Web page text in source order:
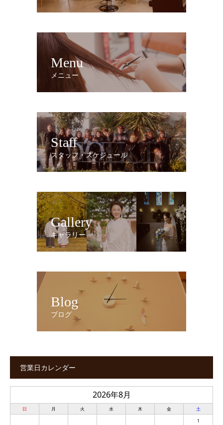
Menu
メニュー
Staff
スタッフ・スケジュール
Gallery
ギャラリー
Blog
ブログ
営業日カレンダー
2026年8月
日 月 火 水 木 金
土
1